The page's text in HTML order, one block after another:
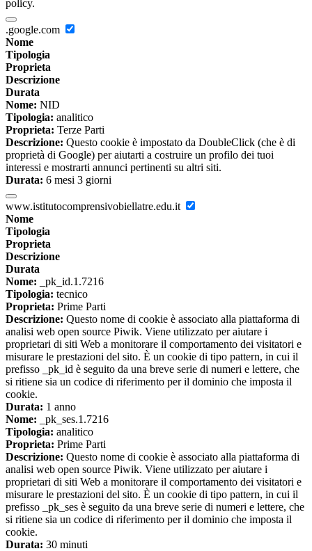
policy.
.google.com
Nome
Tipologia
Proprieta
Descrizione
Durata
Nome: NID
Tipologia: analitico
Proprieta: Terze Parti
Descrizione: Questo cookie è impostato da DoubleClick (che è di
proprietà di Google) per aiutarti a costruire un profilo dei tuoi
interessi e mostrarti annunci pertinenti su altri siti.
Durata: 6 mesi 3 giorni
www.istitutocomprensivobiellatre.edu.it
Nome
Tipologia
Proprieta
Descrizione
Durata
Nome: _pk_id.1.7216
Tipologia: tecnico
Proprieta: Prime Parti
Descrizione: Questo nome di cookie è associato alla piattaforma di
analisi web open source Piwik. Viene utilizzato per aiutare i
proprietari di siti Web a monitorare il comportamento dei visitatori e
misurare le prestazioni del sito. È un cookie di tipo pattern, in cui il
prefisso _pk_id è seguito da una breve serie di numeri e lettere, che
si ritiene sia un codice di riferimento per il dominio che imposta il
cookie.
Durata: 1 anno
Nome: _pk_ses.1.7216
Tipologia: analitico
Proprieta: Prime Parti
Descrizione: Questo nome di cookie è associato alla piattaforma di
analisi web open source Piwik. Viene utilizzato per aiutare i
proprietari di siti Web a monitorare il comportamento dei visitatori e
misurare le prestazioni del sito. È un cookie di tipo pattern, in cui il
prefisso _pk_ses è seguito da una breve serie di numeri e lettere, che
si ritiene sia un codice di riferimento per il dominio che imposta il
cookie.
Durata: 30 minuti